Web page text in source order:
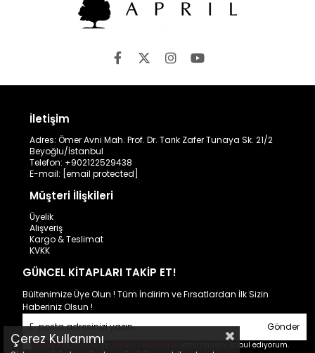
İletişim
Adres: Ömer Avni Mah. Prof. Dr. Tarık Zafer Tunaya Sk. 21/2
Beyoğlu/İstanbul
Telefon: +902122529438
E-mail: [email protected]
Müşteri İlişkileri
Üyelik
Alışveriş
Kargo & Teslimat
KVKK
GÜNCEL KİTAPLARI TAKİP ET!
Bültenimize Üye Olun ! Tüm İndirim ve Fırsatlardan İlk Sizin
Haberiniz Olsun !
Gönder
Üyelik koşullarını ve korunmasını kabul ediyorum.
Çerez Kullanımı